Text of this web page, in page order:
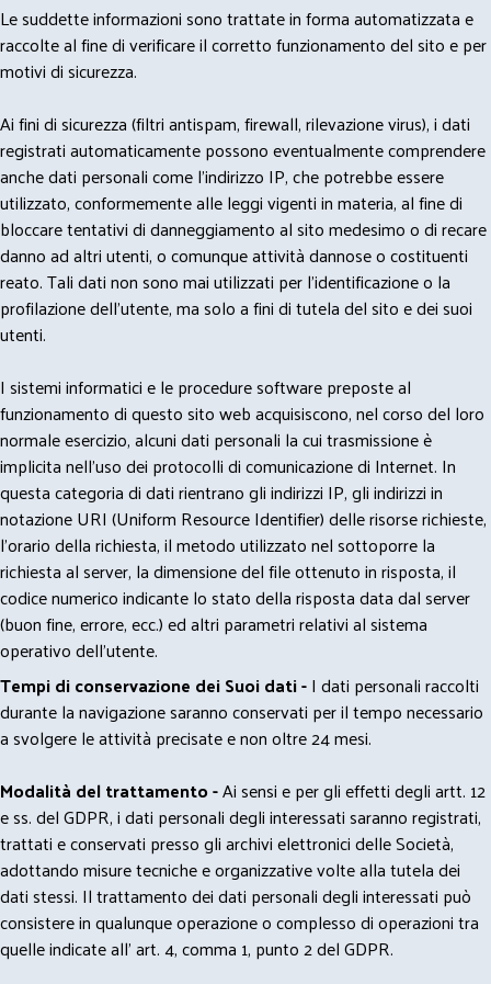
Le suddette informazioni sono trattate in forma automatizzata e
raccolte al fine di verificare il corretto funzionamento del sito e per
motivi di sicurezza.
Ai fini di sicurezza (filtri antispam, firewall, rilevazione virus), i dati
registrati automaticamente possono eventualmente comprendere
anche dati personali come l'indirizzo IP, che potrebbe essere
utilizzato, conformemente alle leggi vigenti in materia, al fine di
bloccare tentativi di danneggiamento al sito medesimo o di recare
danno ad altri utenti, o comunque attività dannose o costituenti
reato. Tali dati non sono mai utilizzati per l'identificazione o la
profilazione dell'utente, ma solo a fini di tutela del sito e dei suoi
utenti.
I sistemi informatici e le procedure software preposte al
funzionamento di questo sito web acquisiscono, nel corso del loro
normale esercizio, alcuni dati personali la cui trasmissione è
implicita nell'uso dei protocolli di comunicazione di Internet. In
questa categoria di dati rientrano gli indirizzi IP, gli indirizzi in
notazione URI (Uniform Resource Identifier) delle risorse richieste,
l'orario della richiesta, il metodo utilizzato nel sottoporre la
richiesta al server, la dimensione del file ottenuto in risposta, il
codice numerico indicante lo stato della risposta data dal server
(buon fine, errore, ecc.) ed altri parametri relativi al sistema
operativo dell'utente.
Tempi di conservazione dei Suoi dati -I dati personali raccolti
durante la navigazione saranno conservati per il tempo necessario
a svolgere le attività precisate e non oltre 24 mesi.
Modalità del trattamento -Ai sensi e per gli effetti degli artt. 12
e ss. del GDPR, i dati personali degli interessati saranno registrati,
trattati e conservati presso gli archivi elettronici delle Società,
adottando misure tecniche e organizzative volte alla tutela dei
dati stessi. Il trattamento dei dati personali degli interessati può
consistere in qualunque operazione o complesso di operazioni tra
quelle indicate all' art. 4, comma 1, punto 2 del GDPR.